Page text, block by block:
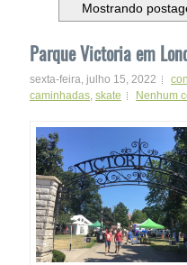
Mostrando
Parque Victoria em
sexta-feira, julho 15, 2022
caminhadas skate Nenhum